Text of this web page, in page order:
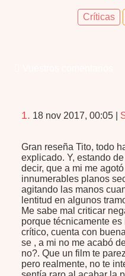
Críticas
1. 18 nov 2017, 00:05
Gran reseña Tito, todo
explicado. Y, estando
decir, que a mi me
innumerables planos
agitando las manos
lentitud en algunos
Me sabe mal criticar
porque técnicamente
crítico, cuenta con
se , a mi no me acabó
no?. Que un film te
pero realmente, no te